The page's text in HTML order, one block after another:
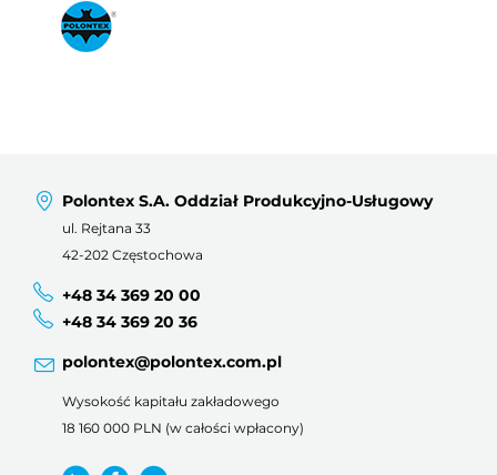
Polontex S.A. Oddział Produkcyjno-Usługowy
ul. Rejtana 33
42-202 Częstochowa
+48 34 369 20 00
+48 34 369 20 36
polontex@polontex.com.pl
Wysokość kapitału zakładowego
18 160 000 PLN (w całości wpłacony)